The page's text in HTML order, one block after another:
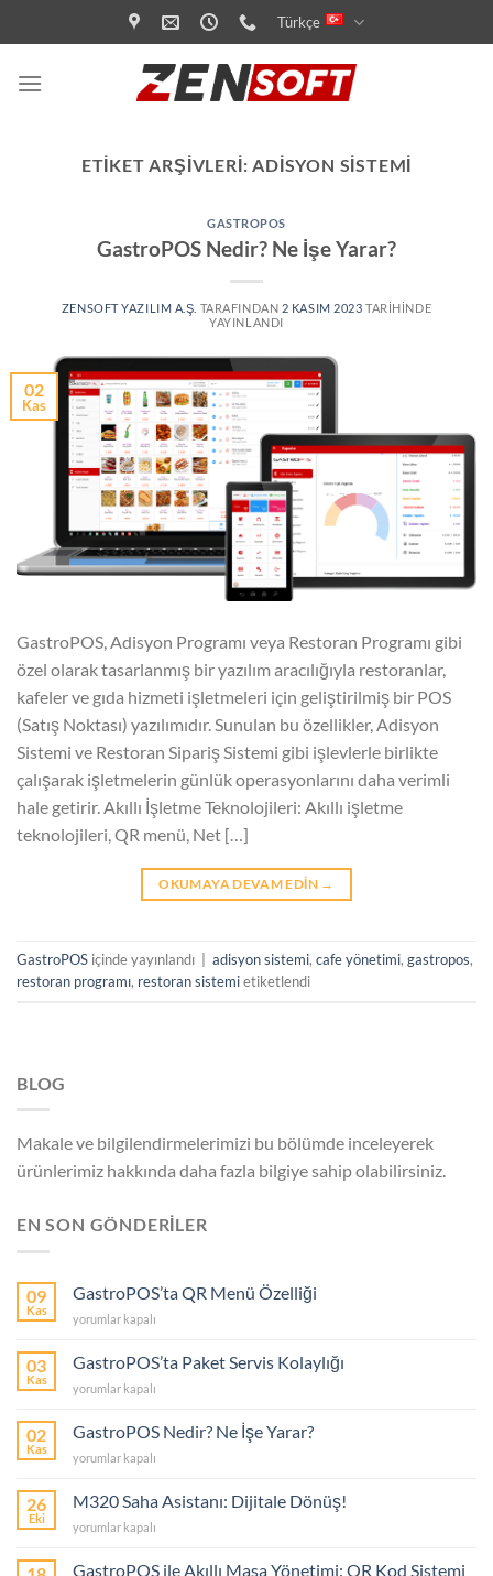
atla
Türkçe
ETIKET ARŞIVLERI:ADISYON SISTEMI
GASTROPOS
GastroPOS Nedir? Ne İşe Yarar?
ZENSOFT YAZILIM A.Ş. TARAFINDAN 2 KASIM 2023 TARIHINDE
YAYINLANDI
02
Kas
GastroPOS, Adisyon Programı veya Restoran Programı gibi
özel olarak tasarlanmış bir yazılım aracılığıyla restoranlar,
kafeler ve gıda hizmeti işletmeleri için geliştirilmiş bir POS
(Satış Noktası) yazılımıdır. Sunulan bu özellikler, Adisyon
Sistemi ve Restoran Sipariş Sistemi gibi işlevlerle birlikte
çalışarak işletmelerin günlük operasyonlarını daha verimli
hale getirir. Akıllı İşletme Teknolojileri: Akıllı işletme
teknolojileri, QR menü, Net […]
OKUMAYA DEVAM EDIN →
GastroPOS içinde yayınlandı adisyon sistemi, cafe yönetimi, gastropos,
restoran programı, restoran sistemietiketlendi
BLOG
Makale ve bilgilendirmelerimizi bu bölümde inceleyerek
ürünlerimiz hakkında daha fazla bilgiye sahip olabilirsiniz.
EN SON GÖNDERİLER
09
Kas
GastroPOS’ta QR Menü Özelliği
GastroPOS’ta
Menü
Özelliği
için
yorumlar kapalı
03
Kas
GastroPOS’ta Paket Servis Kolaylığı
GastroPOS’ta
Servis
Kolaylığı
için
yorumlar kapalı
02
Kas
GastroPOS Nedir? Ne İşe Yarar?
GastroPOS
Ne
İşe
Yarar?
yorumlar kapalı
26
Eki
M320 Saha Asistanı: Dijitale Dönüş!
M320
Asistanı:
yorumlar kapalı
GastroPOS ile Akıllı Masa Yönetimi: QR Kod Sistemi